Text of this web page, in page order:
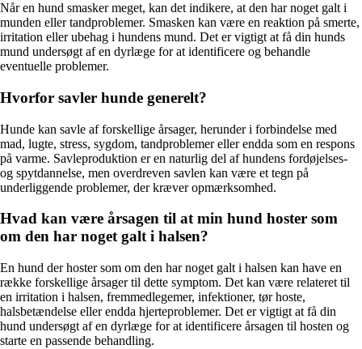
Når en hund smasker meget, kan det indikere, at den har noget galt i
munden eller tandproblemer. Smasken kan være en reaktion på smerte,
irritation eller ubehag i hundens mund. Det er vigtigt at få din hunds
mund undersøgt af en dyrlæge for at identificere og behandle
eventuelle problemer.
Hvorfor savler hunde generelt?
Hunde kan savle af forskellige årsager, herunder i forbindelse med
mad, lugte, stress, sygdom, tandproblemer eller endda som en respons
på varme. Savleproduktion er en naturlig del af hundens fordøjelses-
og spytdannelse, men overdreven savlen kan være et tegn på
underliggende problemer, der kræver opmærksomhed.
Hvad kan være årsagen til at min hund hoster som
om den har noget galt i halsen?
En hund der hoster som om den har noget galt i halsen kan have en
række forskellige årsager til dette symptom. Det kan være relateret til
en irritation i halsen, fremmedlegemer, infektioner, tør hoste,
halsbetændelse eller endda hjerteproblemer. Det er vigtigt at få din
hund undersøgt af en dyrlæge for at identificere årsagen til hosten og
starte en passende behandling.